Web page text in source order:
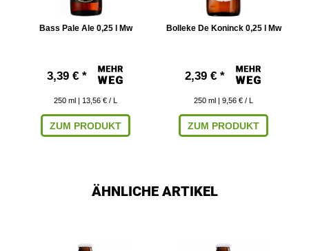
Bass Pale Ale 0,25 l Mw
3,39 € *
250 ml | 13,56 € / L
ZUM PRODUKT
Bolleke De Koninck 0,25 l Mw
2,39 € *
250 ml | 9,56 € / L
ZUM PRODUKT
ÄHNLICHE ARTIKEL